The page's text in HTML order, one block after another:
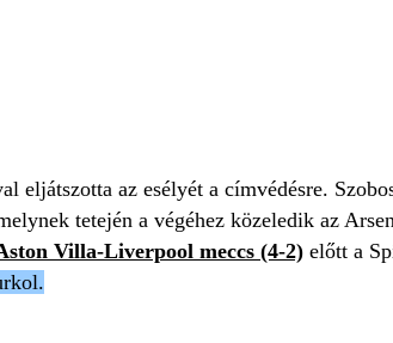
eljátszotta az esélyét a címvédésre.
tetején a végéhez közeledik az
Villa-Liverpool meccs (4-2) előtt a